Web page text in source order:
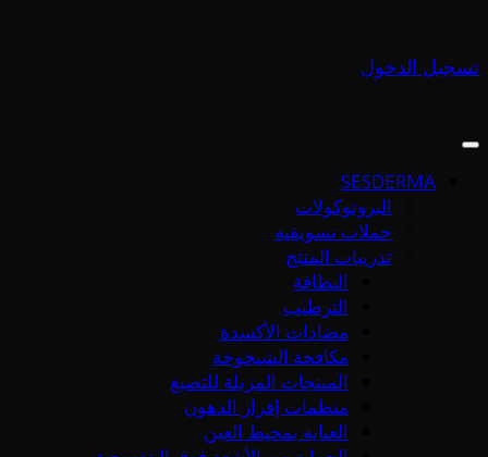
تسجيل الدخول
SESDERMA
البروتوكولات
حملات تسويقية
تدريبات المنتج
النظافة
الترطيب
مضادات الأكسدة
مكافحة الشيخوخة
المنتجات المزيلة للتصبغ
منظمات إفراز الدهون
العناية بمحيط العين